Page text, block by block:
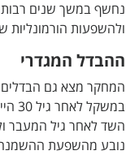
נחשף במשך שנים רבות
ולהשפעות הורמונליות
ההבדל המגדרי
המחקר מצא גם הבדלים
השד לאחר גיל המעבר
נובע מהשפעת ההשמנה